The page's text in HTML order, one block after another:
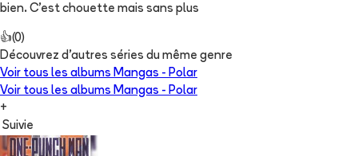
bien. C’est chouette mais sans plus
👍(0)
Découvrez d'autres séries du même genre
Voir tous les albums Mangas - Polar
Voir tous les albums Mangas - Polar
+
Suivie